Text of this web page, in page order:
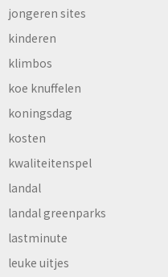
jongeren sites
kinderen
klimbos
koe knuffelen
koningsdag
kosten
kwaliteitenspel
landal
landal greenparks
lastminute
leuke uitjes